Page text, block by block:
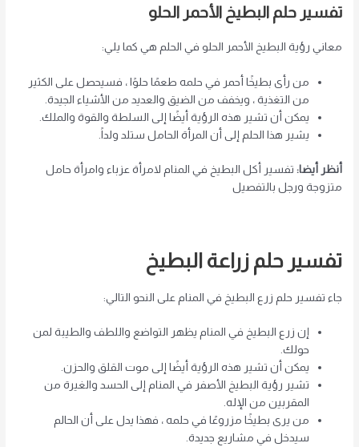
تفسير حلم البطيخ الأحمر الحلو
معاني رؤية البطيخ الأحمر الحلو في الحلم هي كما يلي:
من رأى بطيخًا أحمر في حلمه طعمًا حلوًا ، فسيحصل على الكثير
من التغذية ، ويخفف من الضيق والعديد من الأشياء الجيدة.
يمكن أن تشير هذه الرؤية أيضًا إلى السلطة والقوة والملك.
يشير هذا الحلم إلى أن المرأة الحامل ستلد ولداً.
أنظر أيضا: تفسير أكل البطيخ في المنام لامرأة عزباء وامرأة حامل
متزوجة ورجل بالتفصيل
تفسير حلم زراعة البطيخ
جاء تفسير حلم زرع البطيخ في المنام على النحو التالي:
إن زرع البطيخ في المنام يظهر التواضع واللطف والطيبة لمن
حولك.
يمكن أن تشير هذه الرؤية أيضًا إلى موت القلق والحزن.
تشير رؤية البطيخ الأصفر في المنام إلى الحسد والغيرة من
المقربين من الإله.
من يرى بطيخًا مزروعًا في حلمه ، فهذا يدل على أن الحالم
سيدخل في مشاريع جديدة.